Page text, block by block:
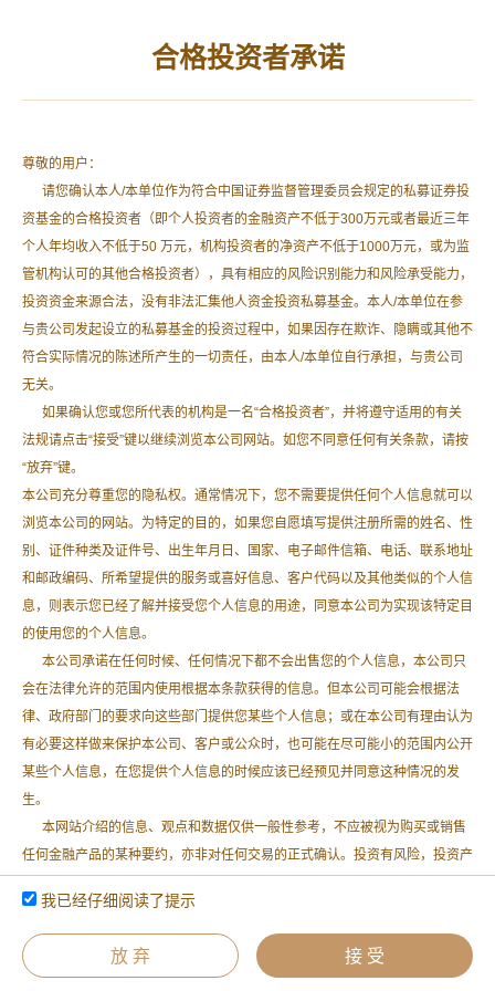
公司动态
加入我们
客户服务
账号登录
为什么计提业绩报酬是通过扣减投资人所持有的基金
份额而不是净值？
光吗？
公司同策略的产品对客户而言是买老产品还是买新产
品？
关于我们 投资理念 公司动态 常见问题
© 2018-2025 版权所有 上海久铭投资管理有限公司
沪ICP备16025972号-1
本网站所有资讯与说明文字仅供参考，如有与本公司相关公告及基金法律文件不
符，以相关公告及基金法律文件为准。市场有风险，投资需谨慎。
合格投资者承诺
尊敬的用户：
请您确认本人/本单位作为符合中国证券监督管理委员会规定的私募证券投
资基金的合格投资者（即个人投资者的金融资产不低于300万元或者最近三年
个人年均收入不低于50 万元，机构投资者的净资产不低于1000万元，或为监
管机构认可的其他合格投资者），具有相应的风险识别能力和风险承受能力，
投资资金来源合法，没有非法汇集他人资金投资私募基金。本人/本单位在参
与贵公司发起设立的私募基金的投资过程中，如果因存在欺诈、隐瞒或其他不
符合实际情况的陈述所产生的一切责任，由本人/本单位自行承担，与贵公司
无关。
如果确认您或您所代表的机构是一名“合格投资者”，并将遵守适用的有关
法规请点击“接受”键以继续浏览本公司网站。如您不同意任何有关条款，请按
“放弃”键。
本公司充分尊重您的隐私权。通常情况下，您不需要提供任何个人信息就可以
浏览本公司的网站。为特定的目的，如果您自愿填写提供注册所需的姓名、性
别、证件种类及证件号、出生年月日、国家、电子邮件信箱、电话、联系地址
和邮政编码、所希望提供的服务或喜好信息、客户代码以及其他类似的个人信
息，则表示您已经了解并接受您个人信息的用途，同意本公司为实现该特定目
的使用您的个人信息。
本公司承诺在任何时候、任何情况下都不会出售您的个人信息，本公司只
会在法律允许的范围内使用根据本条款获得的信息。但本公司可能会根据法
律、政府部门的要求向这些部门提供您某些个人信息；或在本公司有理由认为
有必要这样做来保护本公司、客户或公众时，也可能在尽可能小的范围内公开
某些个人信息，在您提供个人信息的时候应该已经预见并同意这种情况的发
生。
本网站介绍的信息、观点和数据仅供一般性参考，不应被视为购买或销售
任何金融产品的某种要约，亦非对任何交易的正式确认。投资有风险，投资产
承诺或担保，投资者不应依赖本网站所提供的数据做出投资决策，在做出投资
决策前应认真阅读相关产品合同及风险揭示等宣传推介文件，并自行承担投资
风险。
我已经仔细阅读了提示